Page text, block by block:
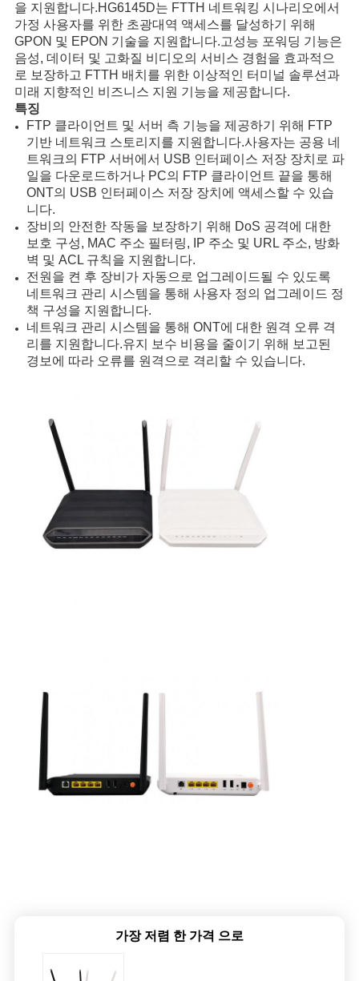
문
을
요
구
트
PRIVACY
POLICY
을 지원합니다.HG6145D는 FTTH 네트워킹 시나리오에서
가정 사용자를 위한 초광대역 액세스를 달성하기 위해
GPON 및 EPON 기술을 지원합니다.고성능 포워딩 기능은
음성, 데이터 및 고화질 비디오의 서비스 경험을 효과적으
로 보장하고 FTTH 배치를 위한 이상적인 터미널 솔루션과
미래 지향적인 비즈니스 지원 기능을 제공합니다.
특징
FTP 클라이언트 및 서버 측 기능을 제공하기 위해 FTP
기반 네트워크 스토리지를 지원합니다.사용자는 공용 네
트워크의 FTP 서버에서 USB 인터페이스 저장 장치로 파
일을 다운로드하거나 PC의 FTP 클라이언트 끝을 통해
ONT의 USB 인터페이스 저장 장치에 액세스할 수 있습
니다.
장비의 안전한 작동을 보장하기 위해 DoS 공격에 대한
보호 구성, MAC 주소 필터링, IP 주소 및 URL 주소, 방화
벽 및 ACL 규칙을 지원합니다.
전원을 켠 후 장비가 자동으로 업그레이드될 수 있도록
네트워크 관리 시스템을 통해 사용자 정의 업그레이드 정
책 구성을 지원합니다.
네트워크 관리 시스템을 통해 ONT에 대한 원격 오류 격
리를 지원합니다.유지 보수 비용을 줄이기 위해 보고된
경보에 따라 오류를 원격으로 격리할 수 있습니다.
가장 저렴 한 가격 으로